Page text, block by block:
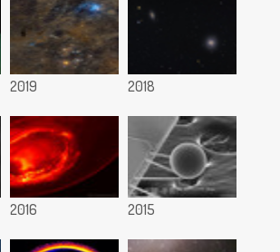
2019 2018
2016 2015